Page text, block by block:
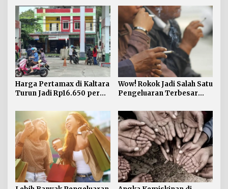
Harga Pertamax di Kaltara
Turun Jadi Rp16.650 per
Wow! Rokok Jadi Salah Satu
Pengeluaran Terbesar